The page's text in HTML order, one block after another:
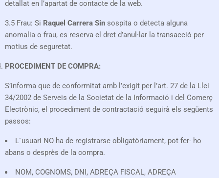
detallat en l’apartat de contacte de la web.
3.5 Frau: Si Raquel Carrera Sin sospita o detecta alguna
anomalia o frau, es reserva el dret d’anul·lar la transacció per
motius de seguretat.
PROCEDIMENT DE COMPRA:
S’informa que de conformitat amb l’exigit per l’art. 27 de la Llei
34/2002 de Serveis de la Societat de la Informació i del Comerç
Electrònic, el procediment de contractació seguirà els següents
passos:
L´usuari NO ha de registrarse obligatòriament, pot fer- ho
abans o desprès de la compra.
NOM, COGNOMS, DNI, ADREÇA FISCAL, ADREÇA